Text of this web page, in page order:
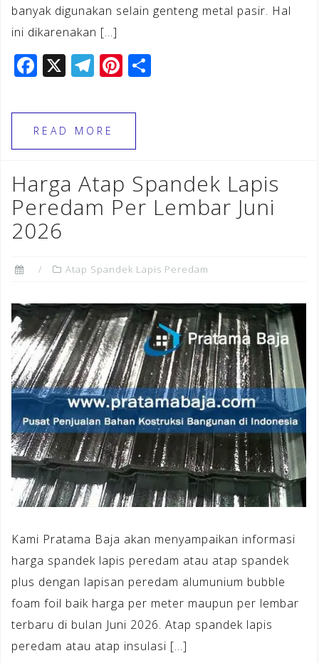
banyak digunakan selain genteng metal pasir. Hal
ini dikarenakan […]
F
c
e
b
o
o
k
X T
e
gr
a
m
Pi
te
e
st
READ MORE
Harga Atap Spandek Lapis
Peredam Per Lembar Juni
2026
Atap Spandek Lapis Peredam
Kami Pratama Baja akan menyampaikan informasi
harga spandek lapis peredam atau atap spandek
plus dengan lapisan peredam alumunium bubble
foam foil baik harga per meter maupun per lembar
terbaru di bulan Juni 2026. Atap spandek lapis
peredam atau atap insulasi […]